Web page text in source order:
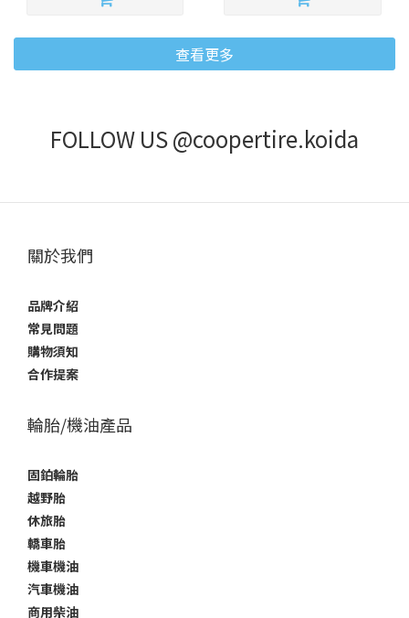
查看更多
FOLLOW US @coopertire.koida
關於我們
品牌介紹
常見問題
購物須知
合作提案
輪胎/機油產品
固鉑輪胎
越野胎
休旅胎
轎車胎
機車機油
汽車機油
商用柴油